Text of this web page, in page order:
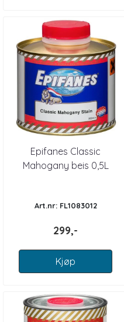
Epifanes Classic
Mahogany beis 0,5L
Art.nr: FL1083012
299,-
Kjøp